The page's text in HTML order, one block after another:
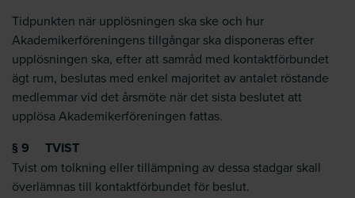
Tidpunkten när upplösningen ska ske och hur
Akademikerföreningens tillgångar ska disponeras efter
upplösningen ska, efter att samråd med kontaktförbundet
ägt rum, beslutas med enkel majoritet av antalet röstande
medlemmar vid det årsmöte när det sista beslutet att
upplösa Akademikerföreningen fattas.
§ 9 TVIST
Tvist om tolkning eller tillämpning av dessa stadgar skall
överlämnas till kontaktförbundet för beslut.